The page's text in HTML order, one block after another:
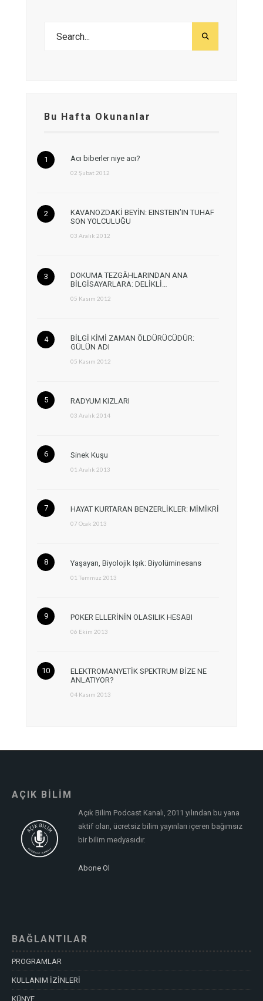
Bu Hafta Okunanlar
Acı biberler niye acı?
02 Şubat 2012
KAVANOZDAKİ BEYİN: EINSTEIN’IN TUHAF
SON YOLCULUĞU
03 Aralık 2012
DOKUMA TEZGÂHLARINDAN ANA
BİLGİSAYARLARA: DELİKLİ…
05 Kasım 2012
BİLGİ KİMİ ZAMAN ÖLDÜRÜCÜDÜR:
GÜLÜN ADI
05 Kasım 2012
RADYUM KIZLARI
03 Aralık 2014
Sinek Kuşu
01 Aralık 2013
HAYAT KURTARAN BENZERLİKLER: MİMİKRİ
07 Ocak 2013
Yaşayan, Biyolojik Işık: Biyolüminesans
01 Temmuz 2013
POKER ELLERİNİN OLASILIK HESABI
06 Ekim 2013
ELEKTROMANYETİK SPEKTRUM BİZE NE
ANLATIYOR?
04 Kasım 2013
AÇIK BİLİM
Açık Bilim Podcast Kanalı, 2011 yılından bu yana
aktif olan, ücretsiz bilim yayınları içeren bağımsız
bir bilim medyasıdır.
Abone Ol
BAĞLANTILAR
PROGRAMLAR
KULLANIM İZİNLERİ
KÜNYE